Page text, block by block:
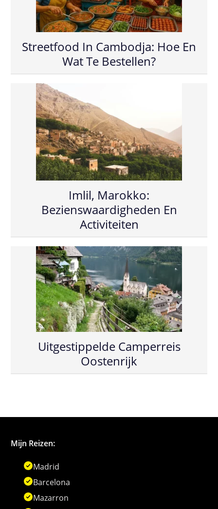
Streetfood In Cambodja: Hoe En
Wat Te Bestellen?
Imlil, Marokko:
Bezienswaardigheden En
Activiteiten
Uitgestippelde Camperreis
Oostenrijk
Mijn Reizen:
Madrid
Barcelona
Mazarron